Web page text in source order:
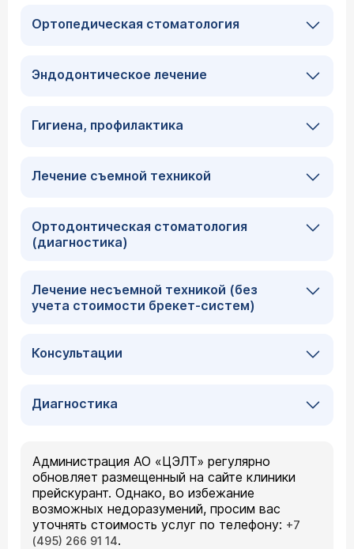
Ортопедическая стоматология
Эндодонтическое лечение
Гигиена, профилактика
Лечение съемной техникой
Ортодонтическая стоматология
(диагностика)
Лечение несъемной техникой (без
учета стоимости брекет-систем)
Консультации
Диагностика
Администрация АО «ЦЭЛТ» регулярно
обновляет размещенный на сайте клиники
прейскурант. Однако, во избежание
возможных недоразумений, просим вас
уточнять стоимость услуг по телефону: +7
(495) 266 91 14.